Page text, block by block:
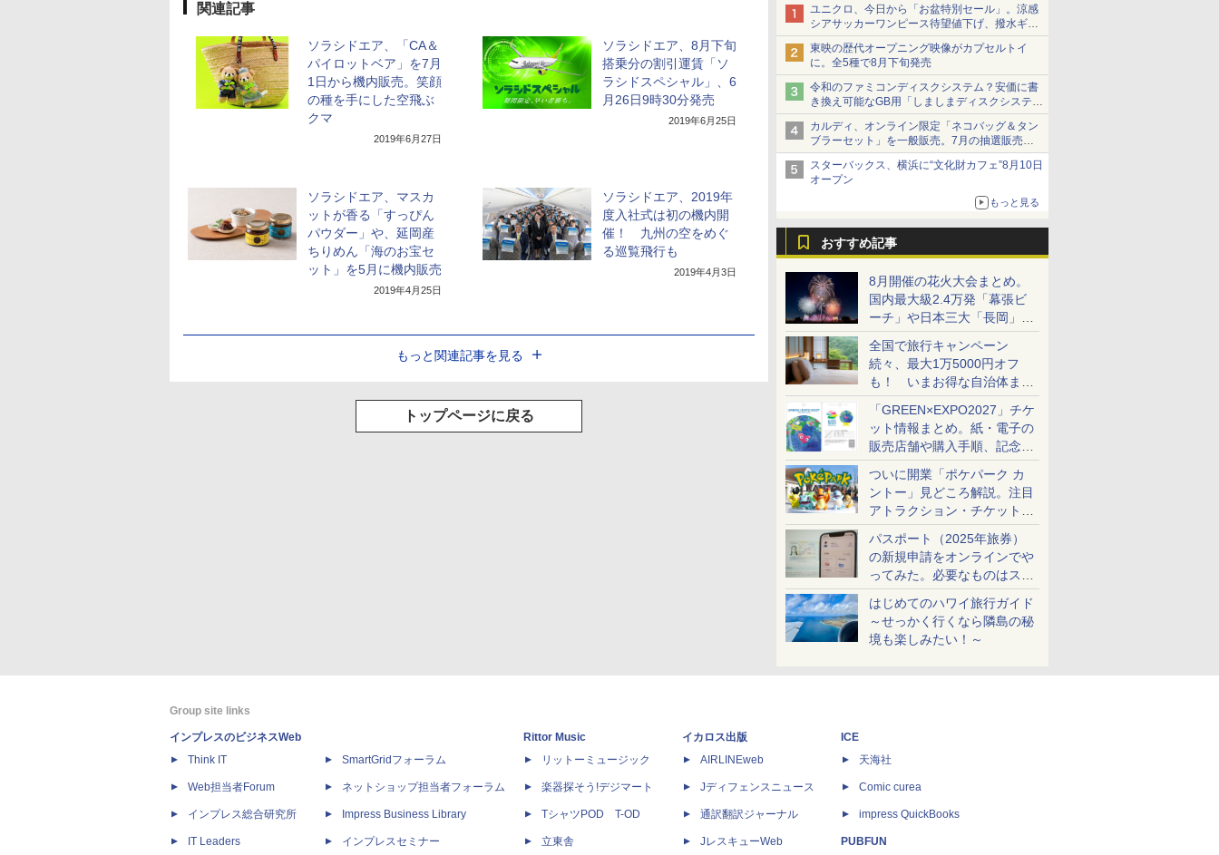
ユニクロ、今日から「お盆特別セール」。涼感
シアサッカーワンピース待望値下げ、撥水ギア
ショーツは1990円に
東映の歴代オープニング映像がカプセルトイ
に。全5種で8月下旬発売
令和のファミコンディスクシステム？安価に書
き換え可能なGB用「しましまディスクシステ
ム」
カルディ、オンライン限定「ネコバッグ＆タン
ブラーセット」を一般販売。7月の抽選販売の
当選無効分
スターバックス、横浜に“文化財カフェ”8月10日
オープン
もっと見る
おすすめ記事
8月開催の花火大会まとめ。
国内最大級2.4万発「幕張ビ
ーチ」や日本三大「長岡」な
ど大型イベント目白押し！
全国で旅行キャンペーン
続々、最大1万5000円オフ
も！ いまお得な自治体まと
め
「GREEN×EXPO2027」チケ
ット情報まとめ。紙・電子の
販売店舗や購入手順、記念チ
ケットも解説
ついに開業「ポケパーク カ
ントー」見どころ解説。注目
アトラクション・チケット手
配・来場前に必要な準備は？
パスポート（2025年旅券）
の新規申請をオンラインでや
ってみた。必要なものはスマ
ホとマイナカードのみ
はじめてのハワイ旅行ガイド
～せっかく行くなら隣島の秘
境も楽しみたい！～
関連記事
ソラシドエア、「CA＆
パイロットベア」を7月
1日から機内販売。笑顔
の種を手にした空飛ぶ
クマ
2019年6月27日
ソラシドエア、8月下旬
搭乗分の割引運賃「ソ
ラシドスペシャル」、6
月26日9時30分発売
2019年6月25日
ソラシドエア、マスカ
ットが香る「すっぴん
パウダー」や、延岡産
ちりめん「海のお宝セ
ット」を5月に機内販売
2019年4月25日
ソラシドエア、2019年
度入社式は初の機内開
催！ 九州の空をめぐ
る巡覧飛行も
2019年4月3日
もっと関連記事を見る
トップページに戻る
Group site links
インプレスのビジネスWeb
Think IT
Web担当者Forum
インプレス総合研究所
IT Leaders
SmartGridフォーラム
ネットショップ担当者フォーラム
Impress Business Library
インプレスセミナー
Rittor Music
リットーミュージック
楽器探そう!デジマート
TシャツPOD T-OD
立東舎
イカロス出版
AIRLINEweb
Jディフェンスニュース
通訳翻訳ジャーナル
JレスキューWeb
ICE
天海社
Comic curea
impress QuickBooks
PUBFUN